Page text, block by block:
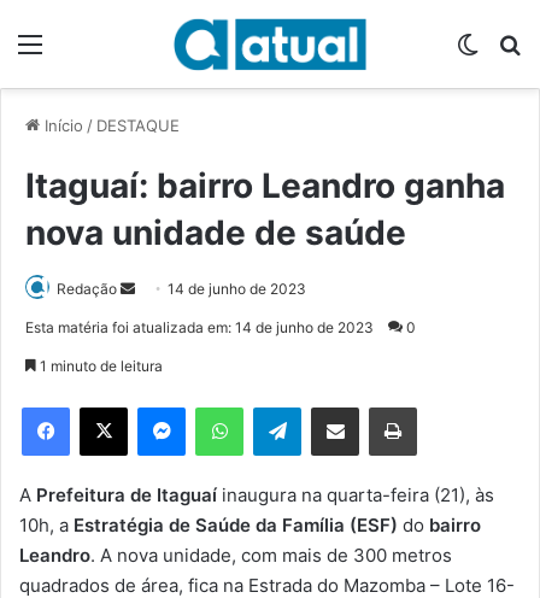
Início / DESTAQUE
Itaguaí: bairro Leandro ganha
nova unidade de saúde
Redação
d
e
m
e
-
m
14 de junho de 2023
Esta matéria foi atualizada em: 14 de junho de 2023 0
1 minuto de leitura
Telegram
A Prefeitura de Itaguaí inaugura na quarta-feira (21), às
10h, a Estratégia de Saúde da Família (ESF) do bairro
Leandro. A nova unidade, com mais de 300 metros
quadrados de área, fica na Estrada do Mazomba – Lote 16-